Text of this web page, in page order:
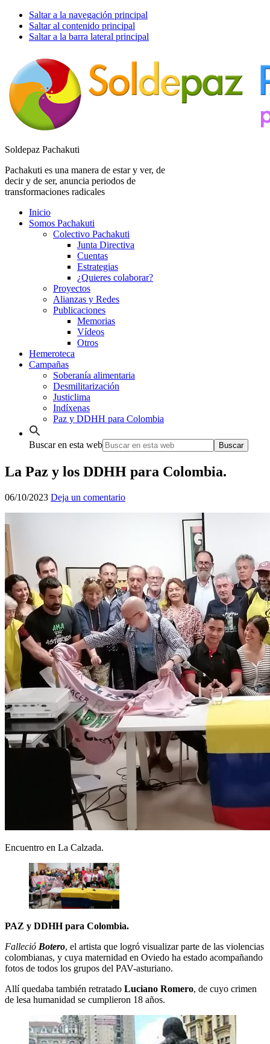
Saltar a la navegación principal
Saltar al contenido principal
Saltar a la barra lateral principal
Soldepaz Pachakuti
Pachakuti es una manera de estar y ver, de
decir y de ser, anuncia periodos de
transformaciones radicales
Inicio
Somos Pachakuti
Colectivo Pachakuti
Junta Directiva
Cuentas
Estrategias
¿Quieres colaborar?
Proyectos
Alianzas y Redes
Publicaciones
Memorias
Vídeos
Otros
Hemeroteca
Campañas
Soberanía alimentaria
Desmilitarización
Justiclima
Indíxenas
Paz y DDHH para Colombia
Buscar en esta web
La Paz y los DDHH para Colombia.
06/10/2023 Deja un comentario
Encuentro en La Calzada.
PAZ y DDHH para Colombia.
Falleció Botero, el artista que logró visualizar parte de las violencias
colombianas, y cuya maternidad en Oviedo ha estado acompañando
fotos de todos los grupos del PAV-asturiano.
Allí quedaba también retratado Luciano Romero, de cuyo crimen
de lesa humanidad se cumplieron 18 años.